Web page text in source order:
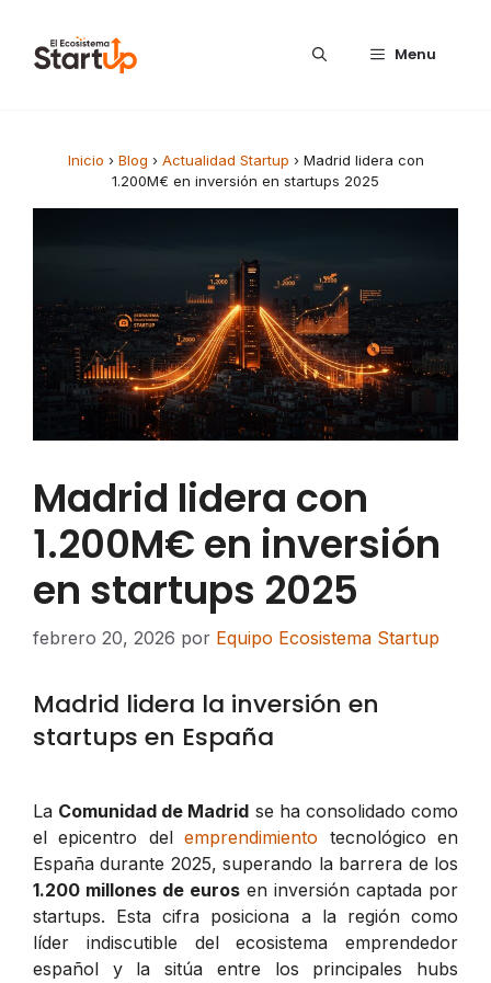
Menu
Inicio › Blog › Actualidad Startup › Madrid lidera con
1.200M€ en inversión en startups 2025
Madrid lidera con
1.200M€ en inversión
en startups 2025
febrero 20, 2026 por Equipo Ecosistema Startup
Madrid lidera la inversión en
startups en España
La Comunidad de Madrid se ha consolidado como
el epicentro delemprendimiento tecnológico en
España durante 2025, superando la barrera de los
1.200 millones de euros en inversión captada por
startups. Esta cifra posiciona a la región como
líder indiscutible del ecosistema emprendedor
español y la sitúa entre los principales hubs